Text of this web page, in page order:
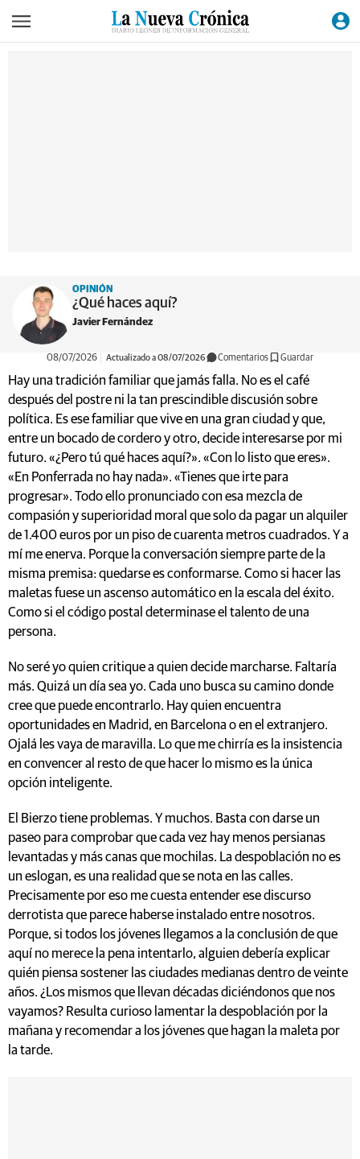
OPINIÓN
¿Qué haces aquí?
Javier Fernández
08/07/2026 Actualizado a 08/07/2026 Comentarios Guardar
Hay una tradición familiar que jamás falla. No es el café
después del postre ni la tan prescindible discusión sobre
política. Es ese familiar que vive en una gran ciudad y que,
entre un bocado de cordero y otro, decide interesarse por mi
futuro. «¿Pero tú qué haces aquí?». «Con lo listo que eres».
«En Ponferrada no hay nada». «Tienes que irte para
progresar». Todo ello pronunciado con esa mezcla de
compasión y superioridad moral que solo da pagar un alquiler
de 1.400 euros por un piso de cuarenta metros cuadrados. Y a
mí me enerva. Porque la conversación siempre parte de la
misma premisa: quedarse es conformarse. Como si hacer las
maletas fuese un ascenso automático en la escala del éxito.
Como si el código postal determinase el talento de una
persona.
No seré yo quien critique a quien decide marcharse. Faltaría
más. Quizá un día sea yo. Cada uno busca su camino donde
cree que puede encontrarlo. Hay quien encuentra
oportunidades en Madrid, en Barcelona o en el extranjero.
Ojalá les vaya de maravilla. Lo que me chirría es la insistencia
en convencer al resto de que hacer lo mismo es la única
opción inteligente.
El Bierzo tiene problemas. Y muchos. Basta con darse un
paseo para comprobar que cada vez hay menos persianas
levantadas y más canas que mochilas. La despoblación no es
un eslogan, es una realidad que se nota en las calles.
Precisamente por eso me cuesta entender ese discurso
derrotista que parece haberse instalado entre nosotros.
Porque, si todos los jóvenes llegamos a la conclusión de que
aquí no merece la pena intentarlo, alguien debería explicar
quién piensa sostener las ciudades medianas dentro de veinte
años. ¿Los mismos que llevan décadas diciéndonos que nos
vayamos? Resulta curioso lamentar la despoblación por la
mañana y recomendar a los jóvenes que hagan la maleta por
la tarde.